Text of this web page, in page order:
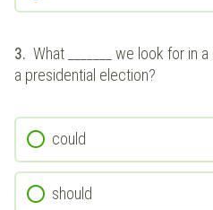
3. What _______ we look for in
a presidential election?
could
should